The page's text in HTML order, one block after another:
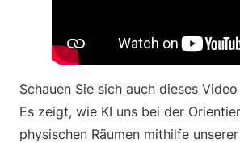
Schauen Sie sich auch dieses
Es zeigt, wie KI uns bei der
physischen Räumen mithilfe